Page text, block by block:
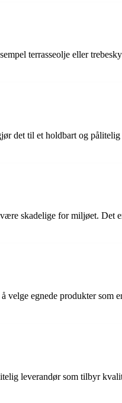
terrasseolje eller
det til et holdbart og
skadelige for miljøet. Det
velge egnede produkter som
leverandør som tilbyr